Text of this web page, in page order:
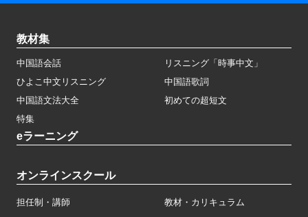
教材集
中国語会話
リスニング「時事中文」
ひよこ中文リスニング
中国語歌詞
中国語文法大全
初めての超短文
特集
eラーニング
オンラインスクール
担任制・講師 教材・カリキュラム